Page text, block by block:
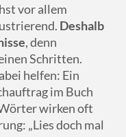
vor allem
Deshalb
, denn
Schritten.
helfen: Ein
im Buch
wirken oft
„Lies doch mal